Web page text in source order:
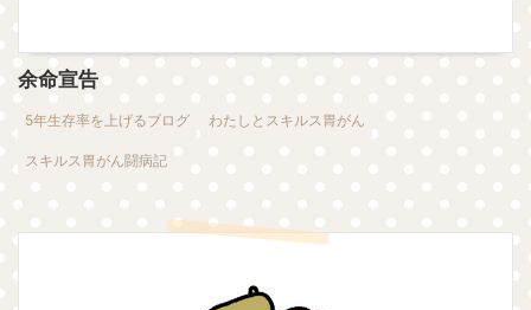
余命宣告
5年生存率を上げるブログ わたしとスキルス胃がん
スキルス胃がん闘病記